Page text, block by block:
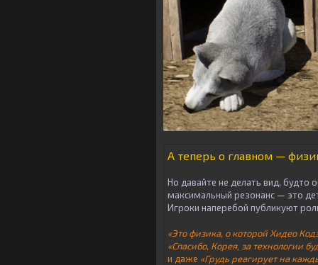
А теперь о главном —
Но давайте не делать вид, будто
максимальный резонанс — это
Игроки наперебой публикуют
«Это физика, о которой Хидео
«Спасибо, Корея, за технологии
и даже «Грудь реагирует на